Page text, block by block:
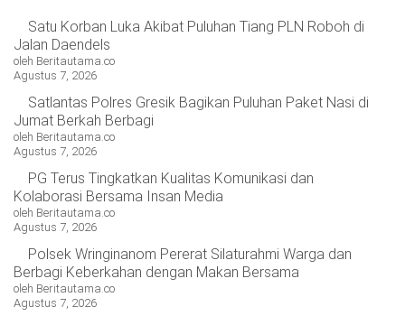
PEMERINTAHAN
OPINI
PENDIDIKAN
HIBURAN
BERITABARU.CO
KABARBARU.CO
SERIKATNEWS.COM
PEWARTANUSANTARA.COM
LANGGAR.CO
JOBNAS.COM
SURAU.CO
REDAKSI
TENTANG
KAMI
KERJASAMA
PEDOMAN
MEDIA
CYBER
Satu Korban Luka Akibat Puluhan Tiang PLN Roboh di
Jalan Daendels
oleh Beritautama.co
Agustus 7, 2026
Satlantas Polres Gresik Bagikan Puluhan Paket Nasi di
Jumat Berkah Berbagi
oleh Beritautama.co
Agustus 7, 2026
PG Terus Tingkatkan Kualitas Komunikasi dan
Kolaborasi Bersama Insan Media
oleh Beritautama.co
Agustus 7, 2026
Polsek Wringinanom Pererat Silaturahmi Warga dan
Berbagi Keberkahan dengan Makan Bersama
oleh Beritautama.co
Agustus 7, 2026